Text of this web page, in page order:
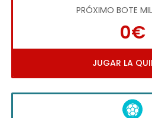
PRÓXIMO BOTE
0€
JUGAR LA